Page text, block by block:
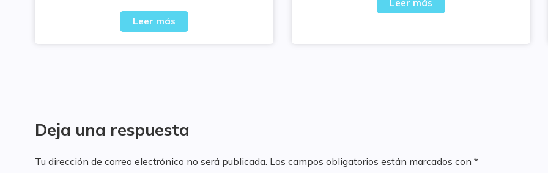
Leer más
Leer más
Deja una respuesta
Tu dirección de correo electrónico no será publicada. Los campos obligatorios están marcados con *